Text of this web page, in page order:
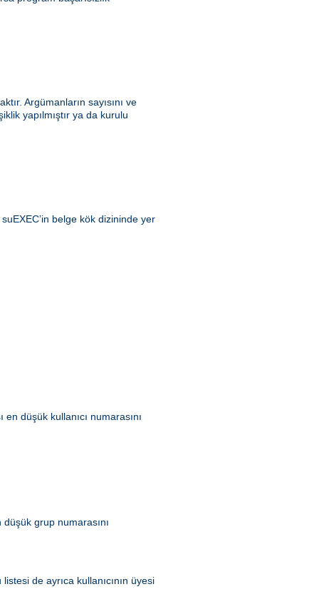
Argümanların sayısını ve
yapılmıştır ya da kurulu
belge kök dizininde yer
düşük kullanıcı numarasını
düşük grup numarasını
de ayrıca kullanıcının üyesi